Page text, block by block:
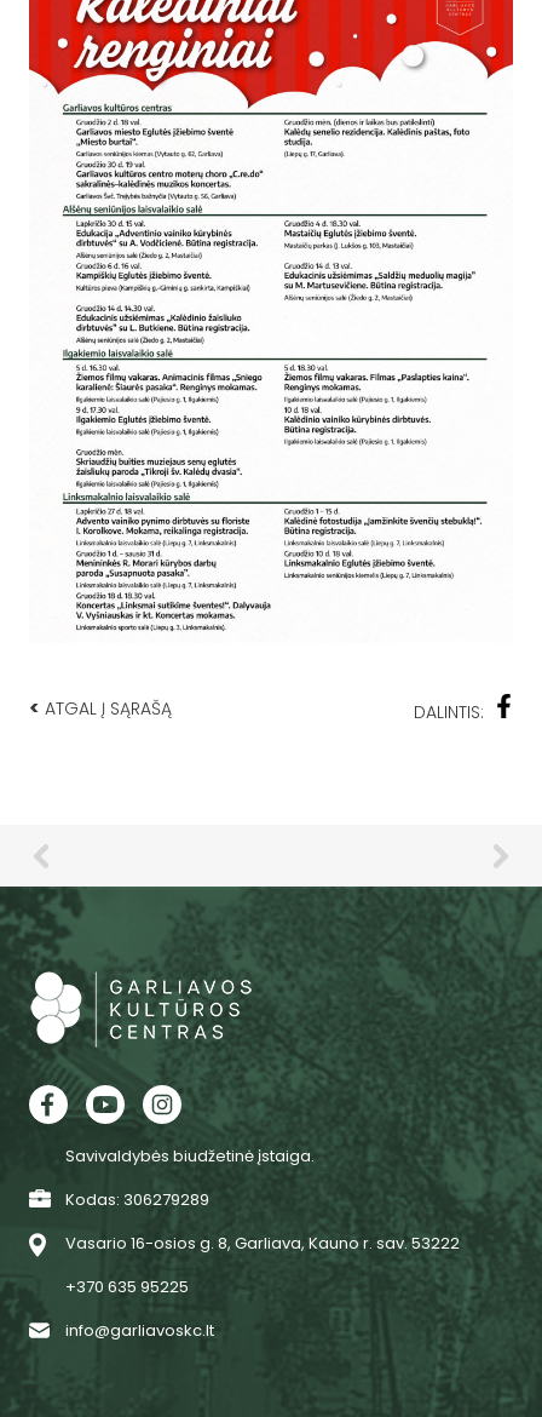
< ATGAL Į SĄRAŠĄ DALINTIS:
Savivaldybės biudžetinė įstaiga.
Kodas: 306279289
Vasario 16-osios g. 8, Garliava, Kauno r. sav. 53222
+370 635 95225
info@garliavoskc.lt